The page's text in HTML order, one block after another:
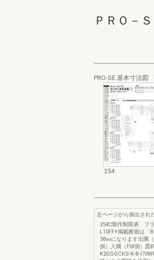
ＰＲＯ－
PRO-SE 基本寸法図
254
左ページから抽出され
254□製作制限表 フラ
L10FF※掲載断面は「
38㎜になります出隅
側）入隅（FIX側）図
K2GSGCKS-K-B-